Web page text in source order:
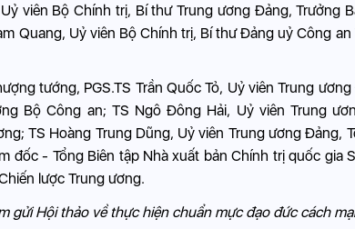
viên Bộ Chính trị, Bí thư Trung ương Đảng, Trưởng
Quang, Uỷ viên Bộ Chính trị, Bí thư Đảng uỷ Công
tướng, PGS.TS Trần Quốc Tỏ, Uỷ viên Trung
Bộ Công an; TS Ngô Đông Hải, Uỷ viên Trung
TS Hoàng Trung Dũng, Uỷ viên Trung ương Đảng,
đốc - Tổng Biên tập Nhà xuất bản Chính trị quốc gia
lược Trung ương.